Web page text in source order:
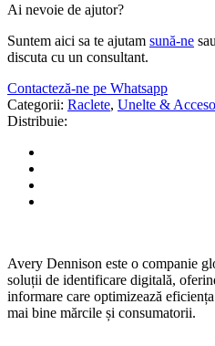
Ai nevoie de ajutor?
Suntem aici sa te ajutam sună-ne
discuta cu un consultant.
Contacteză-ne pe Whatsapp
Categorii: Raclete, Unelte &
Distribuie:
Avery Dennison este o companie
soluții de identificare digitală,
informare care optimizează
mai bine mărcile și consumatorii.